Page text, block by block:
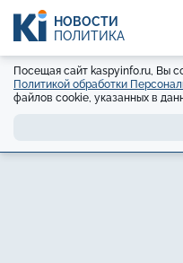
НОВОСТИ
ПОЛИТИКА
Посещая сайт kaspyinfo.ru, Вы
Политикой обработки
файлов cookie, указанных в